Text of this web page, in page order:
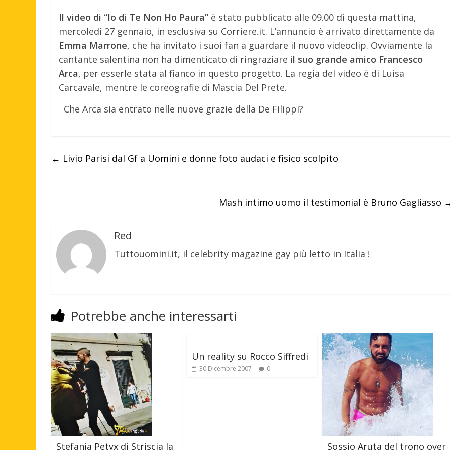
Il video di “Io di Te Non Ho Paura” è stato pubblicato alle 09.00 di questa mattina,
mercoledì 27 gennaio, in esclusiva su Corriere.it. L’annuncio è arrivato direttamente da
Emma Marrone, che ha invitato i suoi fan a guardare il nuovo videoclip. Ovviamente la
cantante salentina non ha dimenticato di ringraziare il suo grande amico Francesco
Arca, per esserle stata al fianco in questo progetto. La regia del video è di Luisa
Carcavale, mentre le coreografie di Mascia Del Prete.
Che Arca sia entrato nelle nuove grazie della De Filippi?
← Livio Parisi dal Gf a Uomini e donne foto audaci e fisico scolpito
Mash intimo uomo il testimonial è Bruno Gagliasso
Red
Tuttouomini.it, il celebrity magazine gay più letto in Italia !
Potrebbe anche interessarti
Stefania Petyx di Striscia la
Un reality su Rocco Siffredi
30 Dicembre 2007 0
Sossio Aruta del trono over